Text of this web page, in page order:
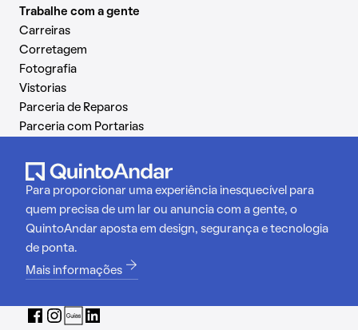
Trabalhe com a gente
Carreiras
Corretagem
Fotografia
Vistorias
Parceria de Reparos
Parceria com Portarias
Para proporcionar uma experiência inesquecível para
quem precisa de um lar ou anuncia com a gente, o
QuintoAndar aposta em design, segurança e tecnologia
de ponta.
Mais informações